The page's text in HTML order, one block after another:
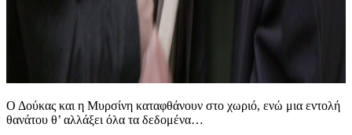
Ο Δούκας και η Μυρσίνη καταφθάνουν στο χωριό, ενώ μια εντολή
θανάτου θ’ αλλάξει όλα τα δεδομένα…